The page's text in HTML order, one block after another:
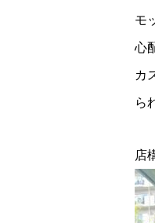
モ
心
カ
ら
店